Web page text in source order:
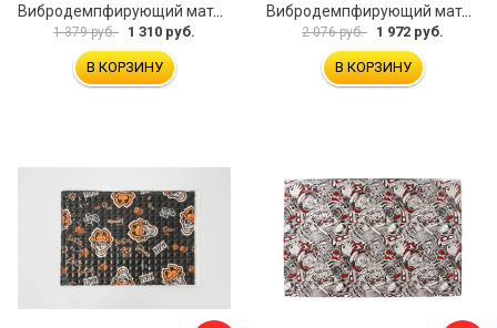
Вибродемпфирующий материал Dreamcar Noname 2 N6-2M0-S070050P1078
1 379 руб. 1 310 руб.
В КОРЗИНУ
Вибродемпфирующий материал STP Smartmat black 30 54533
2 076 руб. 1 972 руб.
В КОРЗИНУ